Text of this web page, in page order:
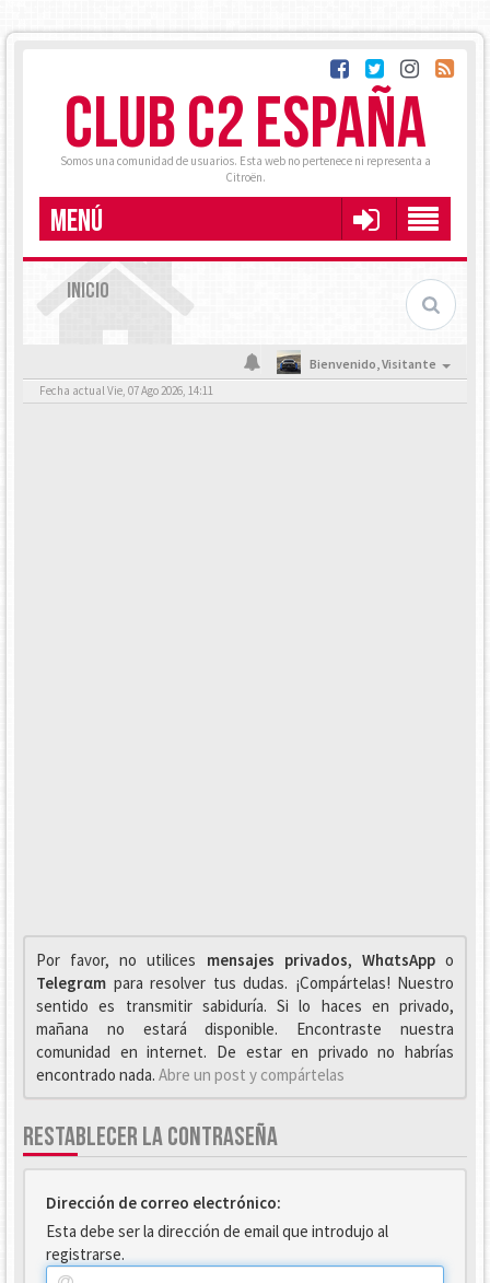
CLUB C2 ESPAÑA
Somos una comunidad de usuarios. Esta web no pertenece ni representa a
Citroën.
MENÚ
INICIO
Bienvenido,Visitante
Fecha actual Vie, 07 Ago 2026, 14:11
Por favor, no utilices mensajes privados, WhαtsAppo
Telegrαm para resolver tus dudas. ¡Compártelas! Nuestro
sentido es transmitir sabiduría. Si lo haces en privado,
mañana no estará disponible. Encontraste nuestra
comunidad en internet. De estar en privado no habrías
encontrado nada. Abre un post y compártelas
RESTABLECER LA CONTRASEÑA
Dirección de correo electrónico:
Esta debe ser la dirección de email que introdujo al
registrarse.